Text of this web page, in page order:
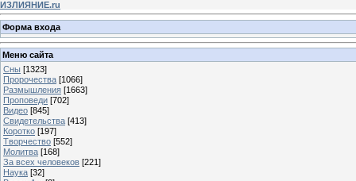
ИЗЛИЯНИЕ.ru
Форма входа
Меню сайта
Сны [1323]
Пророчества [1066]
Размышления [1663]
Проповеди [702]
Видео [845]
Свидетельства [413]
Коротко [197]
Творчество [552]
Молитва [168]
За всех человеков [221]
Наука [32]